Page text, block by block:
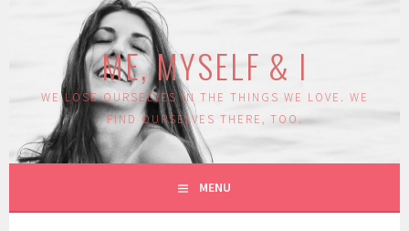
ME, MYSELF & I
WE LOSE OURSELVES IN THE THINGS WE LOVE. WE
FIND OURSELVES THERE, TOO.
MENU